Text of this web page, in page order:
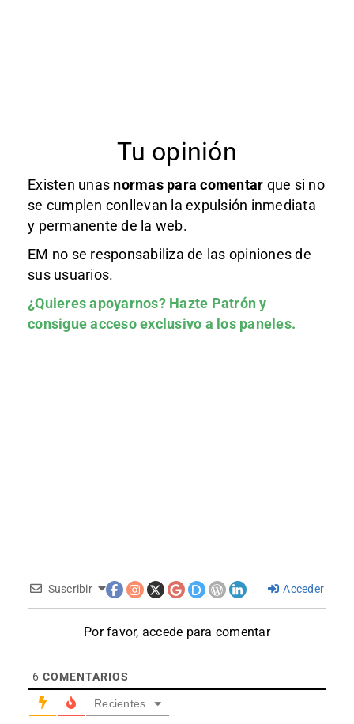
Tu opinión
Existen unas normas para comentar que si no
se cumplen conllevan la expulsión inmediata
y permanente de la web.
EM no se responsabiliza de las opiniones de
sus usuarios.
¿Quieres apoyarnos? Hazte Patróny
consigue acceso exclusivo a los paneles.
Suscribir Acceder
Por favor, accede para comentar
6 COMENTARIOS
Recientes